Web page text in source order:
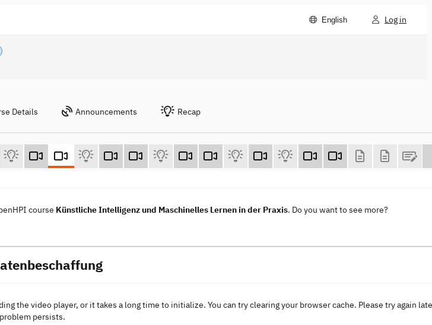
English Log in
Details Announcements Recap
course Künstliche Intelligenz und Maschinelles Lernen in der Praxis. Do you want to see more?
the video player, or it takes a long time to initialize. You can try clearing your browser cache. Please try again
persists.